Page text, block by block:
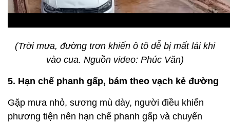
(Trời mưa, đường trơn khiến ô tô dễ bị mất lái khi
vào cua. Nguồn video: Phúc Văn)
5. Hạn chế phanh gấp, bám theo vạch kẻ đường
Gặp mưa nhỏ, sương mù dày, người điều khiển
phương tiện nên hạn chế phanh gấp và chuyển